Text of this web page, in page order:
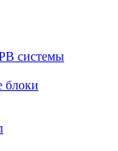
системы
блоки